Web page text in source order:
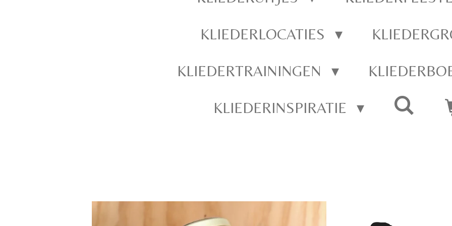
KLIEDERLOCATIES
KLIEDERTRAININGEN
KLIEDERINSPIRATIE